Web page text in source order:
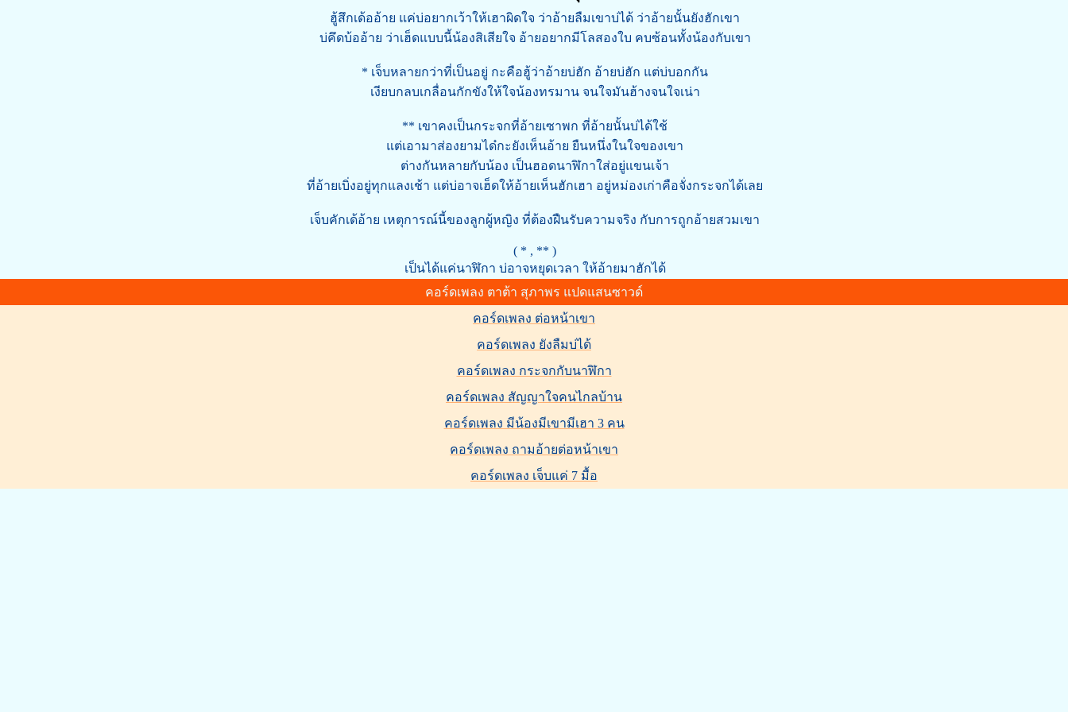
ฮู้สึกเด้ออ้าย แค่บ่อยากเว้าให้เฮาผิดใจ ว่าอ้ายลืมเขาบ่ได้ ว่าอ้ายนั้นยังฮักเขา
บ่คึดบ้ออ้าย ว่าเฮ็ดแบบนี้น้องสิเสียใจ อ้ายอยากมีโลสองใบ คบซ้อนทั้งน้องกับเขา
* เจ็บหลายกว่าที่เป็นอยู่ กะคือฮู้ว่าอ้ายบ่ฮัก อ้ายบ่ฮัก แต่บ่บอกกัน
เงียบกลบเกลื่อนกักขังให้ใจน้องทรมาน จนใจมันฮ้างจนใจเน่า
** เขาคงเป็นกระจกที่อ้ายเซาพก ที่อ้ายนั้นบ่ได้ใช้
แต่เอามาส่องยามได๋กะยังเห็นอ้าย ยืนหนึ่งในใจของเขา
ต่างกันหลายกับน้อง เป็นฮอดนาฬิกาใส่อยู่แขนเจ้า
ที่อ้ายเบิ่งอยู่ทุกแลงเช้า แต่บ่อาจเฮ็ดให้อ้ายเห็นฮักเฮา อยู่หม่องเก่าคือจั่งกระจกได้เลย
เจ็บคักเด้อ้าย เหตุการณ์นี้ของลูกผู้หญิง ที่ต้องฝืนรับความจริง กับการถูกอ้ายสวมเขา
( * , ** )
เป็นได้แค่นาฬิกา บ่อาจหยุดเวลา ให้อ้ายมาฮักได้
คอร์ดเพลง ตาต้า สุภาพร แปดแสนซาวด์
คอร์ดเพลง ต่อหน้าเขา
คอร์ดเพลง ยังลืมบ่ได้
คอร์ดเพลง กระจกกับนาฬิกา
คอร์ดเพลง สัญญาใจคนไกลบ้าน
คอร์ดเพลง มีน้องมีเขามีเฮา 3 คน
คอร์ดเพลง ถามอ้ายต่อหน้าเขา
คอร์ดเพลง เจ็บแค่ 7 มื้อ